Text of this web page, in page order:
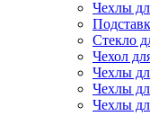
Чехлы
Стекло
Чехол
Чехлы
Чехлы
Чехлы